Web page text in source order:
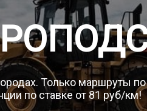
Только маршруты
по ставке от 81 руб/км!